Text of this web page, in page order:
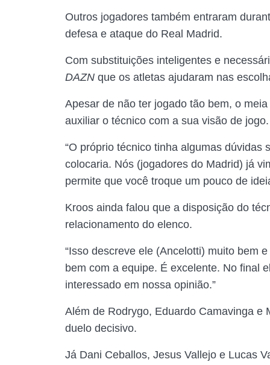
Outros jogadores também entraram
defesa e ataque do Real Madrid.
Com substituições inteligentes e
DAZN que os atletas ajudaram nas
Apesar de não ter jogado tão bem, o
auxiliar o técnico com a sua visão de jogo.
“O próprio técnico tinha algumas dúvidas
colocaria. Nós (jogadores do Madrid) já
permite que você troque um pouco de
Kroos ainda falou que a disposição do
relacionamento do elenco.
“Isso descreve ele (Ancelotti) muito bem
bem com a equipe. É excelente. No final
interessado em nossa opinião.”
Além de Rodrygo, Eduardo Camavinga e
duelo decisivo.
Já Dani Ceballos, Jesus Vallejo e Lucas